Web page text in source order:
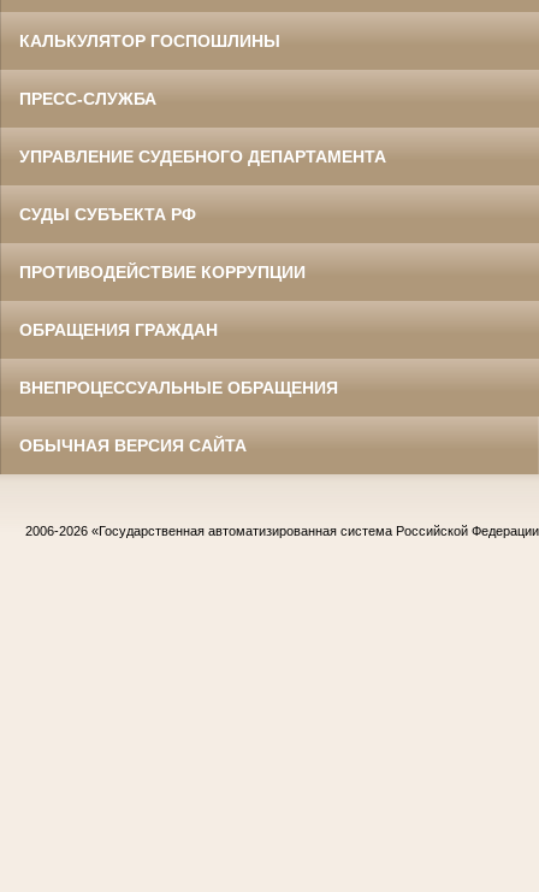
КАЛЬКУЛЯТОР ГОСПОШЛИНЫ
ПРЕСС-СЛУЖБА
УПРАВЛЕНИЕ СУДЕБНОГО ДЕПАРТАМЕНТА
СУДЫ СУБЪЕКТА РФ
ПРОТИВОДЕЙСТВИЕ КОРРУПЦИИ
ОБРАЩЕНИЯ ГРАЖДАН
ВНЕПРОЦЕССУАЛЬНЫЕ ОБРАЩЕНИЯ
ОБЫЧНАЯ ВЕРСИЯ САЙТА
2006-2026 «Государственная автоматизированная система Российской